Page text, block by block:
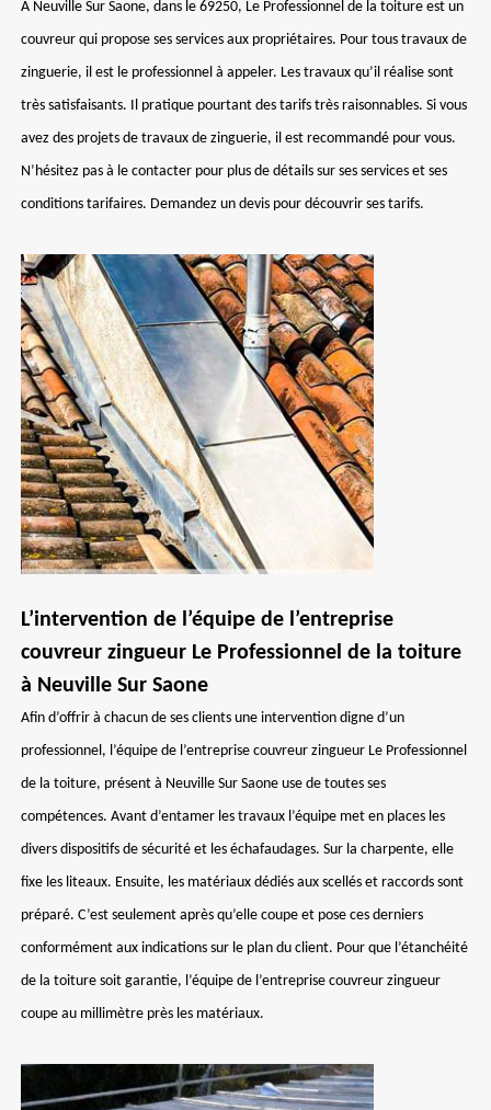
À Neuville Sur Saone, dans le 69250, Le Professionnel de la toiture est un
couvreur qui propose ses services aux propriétaires. Pour tous travaux de
zinguerie, il est le professionnel à appeler. Les travaux qu’il réalise sont
très satisfaisants. Il pratique pourtant des tarifs très raisonnables. Si vous
avez des projets de travaux de zinguerie, il est recommandé pour vous.
N’hésitez pas à le contacter pour plus de détails sur ses services et ses
conditions tarifaires. Demandez un devis pour découvrir ses tarifs.
L’intervention de l’équipe de l’entreprise
couvreur zingueur Le Professionnel de la toiture
à Neuville Sur Saone
Afin d’offrir à chacun de ses clients une intervention digne d’un
professionnel, l’équipe de l’entreprise couvreur zingueur Le Professionnel
de la toiture, présent à Neuville Sur Saone use de toutes ses
compétences. Avant d’entamer les travaux l’équipe met en places les
divers dispositifs de sécurité et les échafaudages. Sur la charpente, elle
fixe les liteaux. Ensuite, les matériaux dédiés aux scellés et raccords sont
préparé. C’est seulement après qu’elle coupe et pose ces derniers
conformément aux indications sur le plan du client. Pour que l’étanchéité
de la toiture soit garantie, l’équipe de l’entreprise couvreur zingueur
coupe au millimètre près les matériaux.